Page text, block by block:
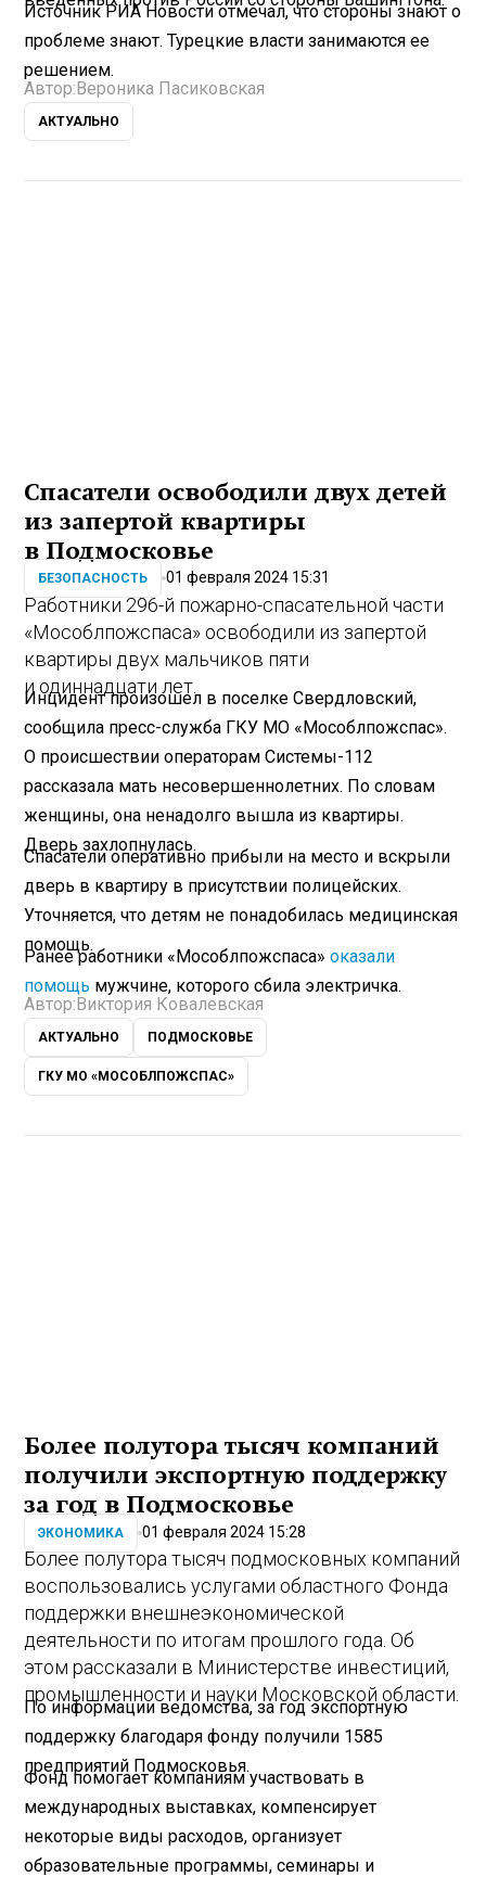
Источник РИА Новости отмечал, что стороны знают о
проблеме знают. Турецкие власти занимаются ее
решением.
Автор:Вероника Пасиковская
АКТУАЛЬНО
Спасатели освободили двух детей
из запертой квартиры
в Подмосковье
БЕЗОПАСНОСТЬ 01 февраля 2024 15:31
Работники 296-й пожарно-спасательной части
«Мособлпожспаса» освободили из запертой
квартиры двух мальчиков пяти
и одиннадцати лет.
Инцидент произошел в поселке Свердловский,
сообщила пресс-служба ГКУ МО «Мособлпожспас».
О происшествии операторам Системы-112
рассказала мать несовершеннолетних. По словам
женщины, она ненадолго вышла из квартиры.
Дверь захлопнулась.
Спасатели оперативно прибыли на место и вскрыли
дверь в квартиру в присутствии полицейских.
Уточняется, что детям не понадобилась медицинская
помощь.
Ранее работники «Мособлпожспаса»оказали
помощь мужчине, которого сбила электричка.
Автор:Виктория Ковалевская
АКТУАЛЬНО ПОДМОСКОВЬЕ
ГКУ МО «МОСОБЛПОЖСПАС»
Более полутора тысяч компаний
получили экспортную поддержку
за год в Подмосковье
ЭКОНОМИКА 01 февраля 2024 15:28
Более полутора тысяч подмосковных компаний
воспользовались услугами областного Фонда
поддержки внешнеэкономической
деятельности по итогам прошлого года. Об
этом рассказали в Министерстве инвестиций,
промышленности и науки Московской области.
По информации ведомства, за год экспортную
поддержку благодаря фонду получили 1585
предприятий Подмосковья.
Фонд помогает компаниям участвовать в
международных выставках, компенсирует
некоторые виды расходов, организует
образовательные программы, семинары и